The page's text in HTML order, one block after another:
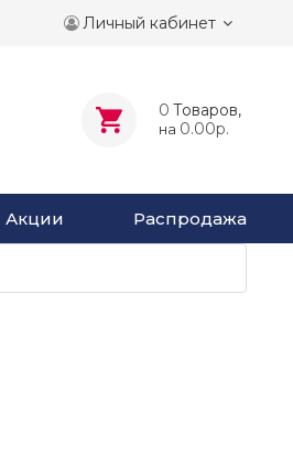
Личный кабинет
0 Tоваров,
на 0.00р.
Акции Распродажа